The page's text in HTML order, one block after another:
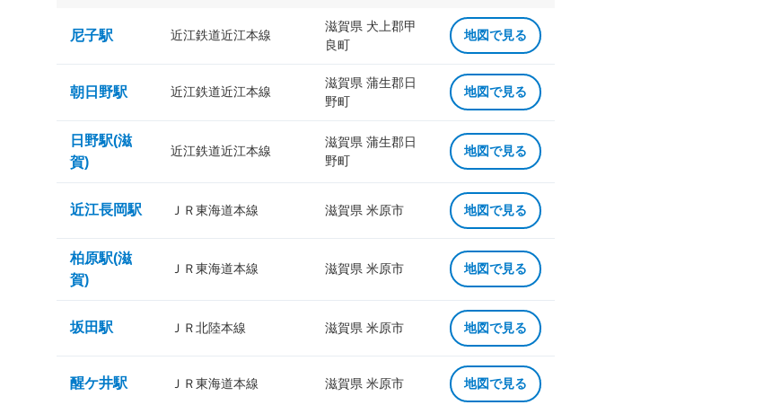
尼子駅 近江鉄道近江本線
滋賀県 犬上郡甲
良町
地図で見る
朝日野駅 近江鉄道近江本線
滋賀県 蒲生郡日
野町
地図で見る
日野駅(滋
賀)
近江鉄道近江本線
滋賀県 蒲生郡日
野町
地図で見る
近江長岡駅 ＪＲ東海道本線 滋賀県 米原市 地図で見る
柏原駅(滋
賀)
ＪＲ東海道本線 滋賀県 米原市 地図で見る
坂田駅 ＪＲ北陸本線 滋賀県 米原市 地図で見る
醒ケ井駅 ＪＲ東海道本線 滋賀県 米原市 地図で見る